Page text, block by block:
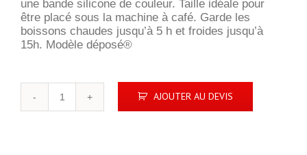
une bande silicone de couleur. Taille idéale pour
être placé sous la machine à café. Garde les
boissons chaudes jusqu’à 5 h et froides jusqu’à
15h. Modèle déposé®
AJOUTER AU DEVIS